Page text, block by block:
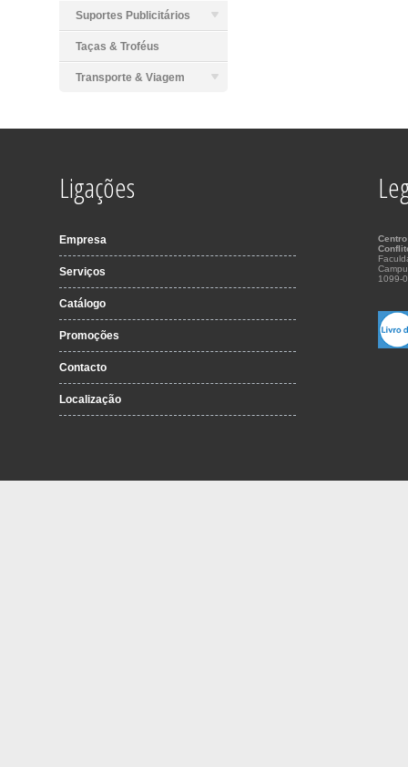
Suportes Publicitários
Taças & Troféus
Transporte & Viagem
Ligações
Empresa
Serviços
Catálogo
Promoções
Contacto
Localização
1099-